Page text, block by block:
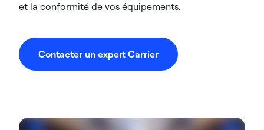
et la conformité de vos équipements.
Contacter un expert Carrier